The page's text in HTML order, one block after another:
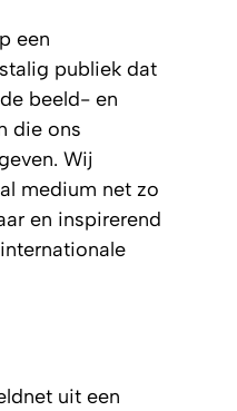
een
publiek dat
beeld- en
die ons
Wij
medium net zo
en inspirerend
uit een